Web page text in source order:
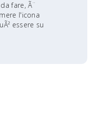
fare, Ã¨
l'icona
essere su